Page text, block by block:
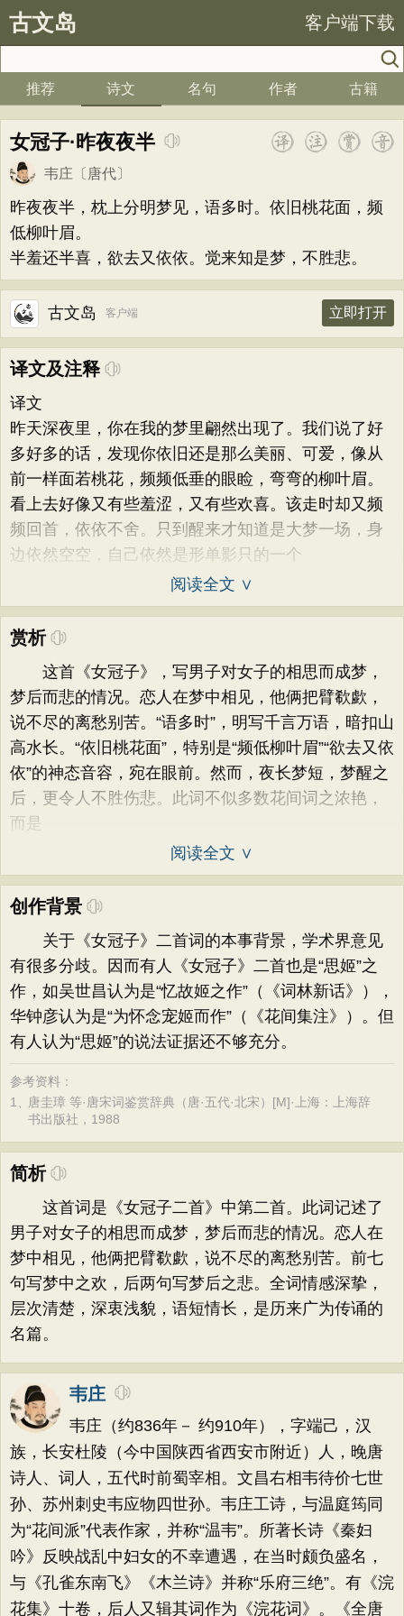
古文岛 客户端下载
推荐 诗文 名句 作者 古籍
女冠子·昨夜夜半
韦庄 〔唐代〕
昨夜夜半，枕上分明梦见，语多时。依旧桃花面，频
低柳叶眉。
半羞还半喜，欲去又依依。觉来知是梦，不胜悲。
古文岛 客户端 立即打开
译文及注释
译文
昨天深夜里，你在我的梦里翩然出现了。我们说了好
多好多的话，发现你依旧还是那么美丽、可爱，像从
前一样面若桃花，频频低垂的眼睑，弯弯的柳叶眉。
看上去好像又有些羞涩，又有些欢喜。该走时却又频
频回首，依依不舍。只到醒来才知道是大梦一场，身
边依然空空，自己依然是形单影只的一个
阅读全文 ∨
赏析
这首《女冠子》，写男子对女子的相思而成梦，
梦后而悲的情况。恋人在梦中相见，他俩把臂欷歔，
说不尽的离愁别苦。“语多时”，明写千言万语，暗扣山
高水长。“依旧桃花面”，特别是“频低柳叶眉”“欲去又依
依”的神态音容，宛在眼前。然而，夜长梦短，梦醒之
后，更令人不胜伤悲。此词不似多数花间词之浓艳，
而是
阅读全文 ∨
创作背景
关于《女冠子》二首词的本事背景，学术界意见
有很多分歧。因而有人《女冠子》二首也是“思姬”之
作，如吴世昌认为是“忆故姬之作”（《词林新话》），
华钟彦认为是“为怀念宠姬而作”（《花间集注》）。但
有人认为“思姬”的说法证据还不够充分。
参考资料：
1、 唐圭璋 等·唐宋词鉴赏辞典（唐·五代·北宋）[M]·上海：上海辞
书出版社，1988
简析
这首词是《女冠子二首》中第二首。此词记述了
男子对女子的相思而成梦，梦后而悲的情况。恋人在
梦中相见，他俩把臂欷歔，说不尽的离愁别苦。前七
句写梦中之欢，后两句写梦后之悲。全词情感深挚，
层次清楚，深衷浅貌，语短情长，是历来广为传诵的
名篇。
韦庄
韦庄（约836年－ 约910年），字端己，汉
族，长安杜陵（今中国陕西省西安市附近）人，晚唐
诗人、词人，五代时前蜀宰相。文昌右相韦待价七世
孙、苏州刺史韦应物四世孙。韦庄工诗，与温庭筠同
为“花间派”代表作家，并称“温韦”。所著长诗《秦妇
吟》反映战乱中妇女的不幸遭遇，在当时颇负盛名，
与《孔雀东南飞》《木兰诗》并称“乐府三绝”。有《浣
花集》十卷，后人又辑其词作为《浣花词》。《全唐